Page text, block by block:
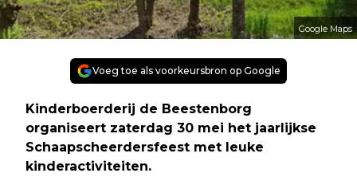
Google Maps
Voeg toe als voorkeursbron op Google
Kinderboerderij de Beestenborg
organiseert zaterdag 30 mei het jaarlijkse
Schaapscheerdersfeest met leuke
kinderactiviteiten.